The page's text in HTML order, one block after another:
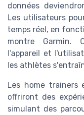
données
Les utilisateurs
temps réel, en
montre Garmin.
l'appareil et
les athlètes
Les home trainers
offriront des
simulant des